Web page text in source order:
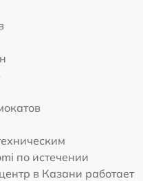
по истечении
в Казани работает